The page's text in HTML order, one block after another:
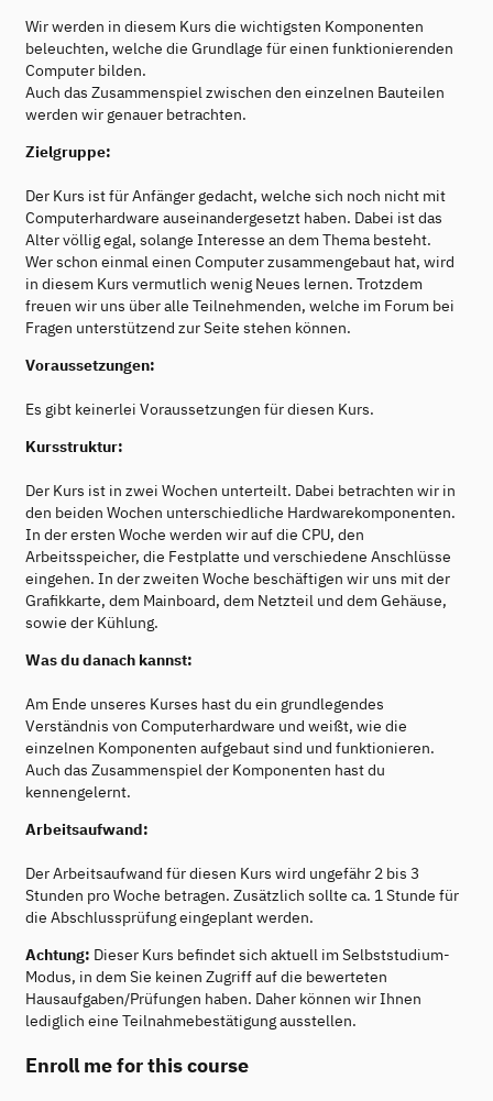
Wir werden in diesem Kurs die wichtigsten Komponenten
beleuchten, welche die Grundlage für einen funktionierenden
Computer bilden.
Auch das Zusammenspiel zwischen den einzelnen Bauteilen
werden wir genauer betrachten.
Zielgruppe:
Der Kurs ist für Anfänger gedacht, welche sich noch nicht mit
Computerhardware auseinandergesetzt haben. Dabei ist das
Alter völlig egal, solange Interesse an dem Thema besteht.
Wer schon einmal einen Computer zusammengebaut hat, wird
in diesem Kurs vermutlich wenig Neues lernen. Trotzdem
freuen wir uns über alle Teilnehmenden, welche im Forum bei
Fragen unterstützend zur Seite stehen können.
Voraussetzungen:
Es gibt keinerlei Voraussetzungen für diesen Kurs.
Kursstruktur:
Der Kurs ist in zwei Wochen unterteilt. Dabei betrachten wir in
den beiden Wochen unterschiedliche Hardwarekomponenten.
In der ersten Woche werden wir auf die CPU, den
Arbeitsspeicher, die Festplatte und verschiedene Anschlüsse
eingehen. In der zweiten Woche beschäftigen wir uns mit der
Grafikkarte, dem Mainboard, dem Netzteil und dem Gehäuse,
sowie der Kühlung.
Was du danach kannst:
Am Ende unseres Kurses hast du ein grundlegendes
Verständnis von Computerhardware und weißt, wie die
einzelnen Komponenten aufgebaut sind und funktionieren.
Auch das Zusammenspiel der Komponenten hast du
kennengelernt.
Arbeitsaufwand:
Der Arbeitsaufwand für diesen Kurs wird ungefähr 2 bis 3
Stunden pro Woche betragen. Zusätzlich sollte ca. 1 Stunde für
die Abschlussprüfung eingeplant werden.
Achtung: Dieser Kurs befindet sich aktuell im Selbststudium-
Modus, in dem Sie keinen Zugriff auf die bewerteten
Hausaufgaben/Prüfungen haben. Daher können wir Ihnen
lediglich eine Teilnahmebestätigung ausstellen.
Enroll me for this course